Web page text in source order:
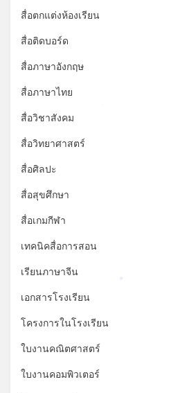
สื่อตกแต่งห้องเรียน
สื่อติดบอร์ด
สื่อภาษาอังกฤษ
สื่อภาษาไทย
สื่อวิชาสังคม
สื่อวิทยาศาสตร์
สื่อศิลปะ
สื่อสุขศึกษา
สื่อเกมกีฬา
เทคนิคสื่อการสอน
เรียนภาษาจีน
เอกสารโรงเรียน
โครงการในโรงเรียน
ใบงานคณิตศาสตร์
ใบงานคอมพิวเตอร์